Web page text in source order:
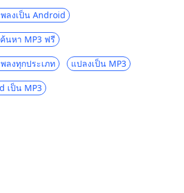
[2023]
ที่สุด
ลดเพลงจาก Spotify โดยไม่ใช้
นการดาวน์โหลดเพลง Hungama
ลงเป็น Android
นหา MP3 ฟรี
ลงทุกประเภท แปลงเป็น MP3
เป็น MP3